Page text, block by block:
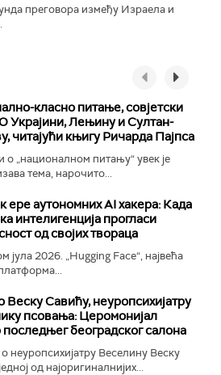
преговора између Израела и
класнo питање, совјетски
О Украјини, Лењину и Султан-
читајући књигу Ричарда Пајпса
о „националном питању“ увек је
тема, нарочито...
ере аутономних AI хакера: Када
интелигенција прогласи
од својих твораца
јула 2026. „Hugging Face“, највећа
Веску Савићу, неуропсихијатру
псовања: Церомонијал
последњег београдског салона
неуропсихијатру Веселину Веску
од најоригиналнијих...